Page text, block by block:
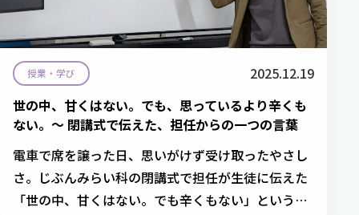
授業・学び
2025.12.19
世の中、甘くはない。でも、思っているより辛くも
ない。〜 閉講式で伝えた、担任からの一つの言葉
電車で席を譲った日、思いがけず受け取ったやさし
さ。じぶんみらい科の閉講式で担任が生徒に伝えた
「世の中、甘くはない。でも辛くもない」という人